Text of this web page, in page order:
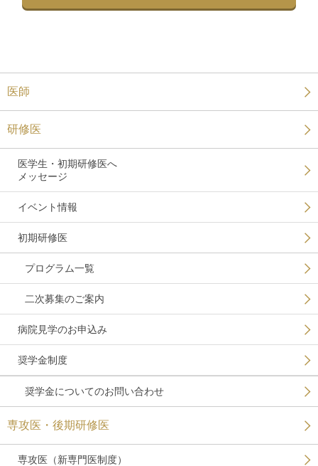
医師
研修医
医学生・初期研修医へ
メッセージ
イベント情報
初期研修医
プログラム一覧
二次募集のご案内
病院見学のお申込み
奨学金制度
奨学金についてのお問い合わせ
専攻医・後期研修医
専攻医（新専門医制度）